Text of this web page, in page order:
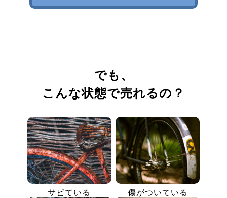
でも、
こんな状態で売れるの？
サビている 傷がついている